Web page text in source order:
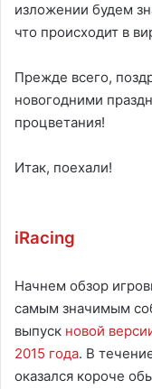
изложении будем
что происходит в
Прежде всего,
новогодними
процветания!
Итак, поехали!
iRacing
Начнем обзор
самым значимым
выпуск новой
2015 года. В
оказался короче